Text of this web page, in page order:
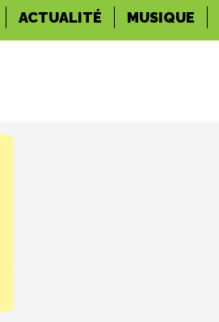
ACTUALITÉ MUSIQUE